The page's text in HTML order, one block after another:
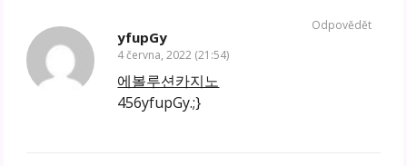
yfupGy
4 června, 2022 (21:54)
에볼루션카지노
456yfupGy.;}
Odpovědět